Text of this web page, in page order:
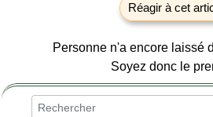
Réagir à cet
Personne n'a encore laissé
Soyez donc le